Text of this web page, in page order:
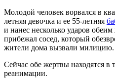
Молодой человек ворвался в
летняя девочка и ее 55-летняя
и нанес несколько ударов
прибежал сосед, который
жители дома вызвали милицию.
Сейчас обе жертвы находятся в
реанимации.